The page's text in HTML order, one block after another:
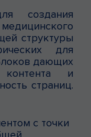
создания
структуры
для
дающих
контента и
страниц.
с точки